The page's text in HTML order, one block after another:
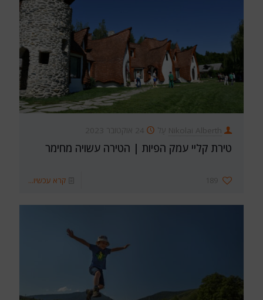
Nikolai Alberth עַל 24 אוקטובר 2023
טירת קליי עמק הפיות | הטירה עשויה מחימר
189 קרא עכשיו...